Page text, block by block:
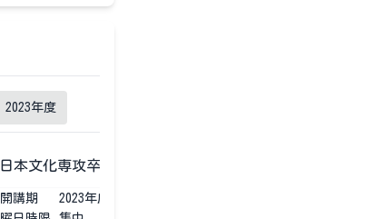
2023年度
日本文化専攻卒業研究Ⅰ
開講期 2023年度